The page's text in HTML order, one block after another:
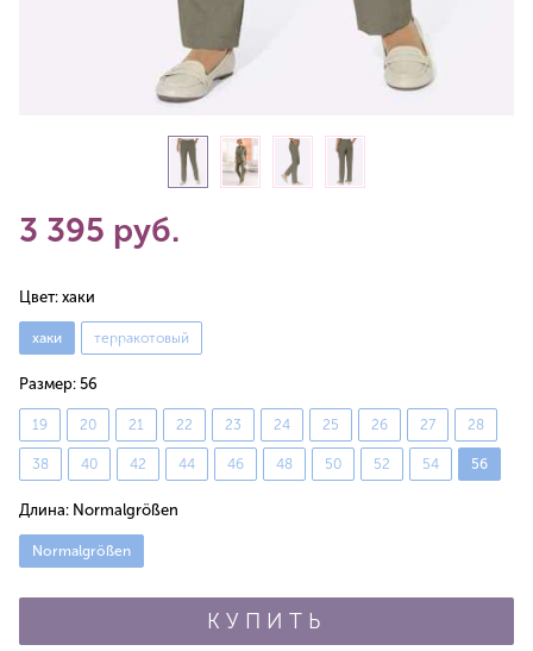
3 395 руб.
Цвет: хаки
хаки терракотовый
Размер: 56
19 20 21 22 23 24 25 26 27 28
38 40 42 44 46 48 50 52 54 56
Длина: Normalgrößen
Normalgrößen
КУПИТЬ